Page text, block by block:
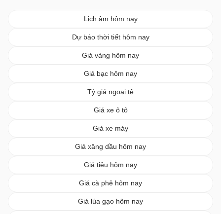
Lịch âm hôm nay
Dự báo thời tiết hôm nay
Giá vàng hôm nay
Giá bạc hôm nay
Tỷ giá ngoại tệ
Giá xe ô tô
Giá xe máy
Giá xăng dầu hôm nay
Giá tiêu hôm nay
Giá cà phê hôm nay
Giá lúa gạo hôm nay